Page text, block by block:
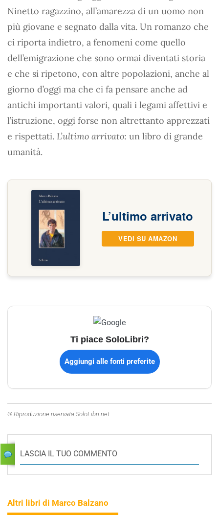
Ninetto ragazzino, all’amarezza di un uomo non
più giovane e segnato dalla vita. Un romanzo che
ci riporta indietro, a fenomeni come quello
dell’emigrazione che sono ormai diventati storia
e che si ripetono, con altre popolazioni, anche al
giorno d’oggi ma che ci fa pensare anche ad
antichi importanti valori, quali i legami affettivi e
l’istruzione, oggi forse non altrettanto apprezzati
e rispettati. L’ultimo arrivato: un libro di grande
umanità.
L’ultimo arrivato
VEDI SU AMAZON
Ti piace SoloLibri?
Aggiungi alle fonti preferite
© Riproduzione riservata SoloLibri.net
LASCIA IL TUO COMMENTO
Altri libri di Marco Balzano